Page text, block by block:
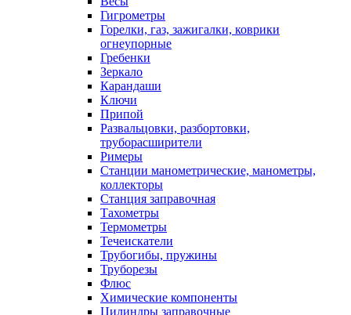
Гигрометры
Горелки, газ, зажигалки, коврики
огнеупорные
Гребенки
Зеркало
Карандаши
Ключи
Припой
Развальцовки, разбортовки,
труборасширители
Римеры
Станции манометрические, манометры,
коллекторы
Станция заправочная
Тахометры
Термометры
Течеискатели
Трубогибы, пружины
Труборезы
Флюс
Химические компоненты
Цилиндры заправочные